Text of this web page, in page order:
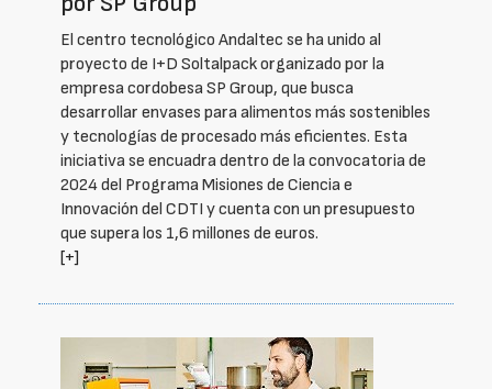
El centro tecnológico Andaltec se ha unido al
proyecto de I+D Soltalpack organizado por la
empresa cordobesa SP Group, que busca
desarrollar envases para alimentos más sostenibles
y tecnologías de procesado más eficientes. Esta
iniciativa se encuadra dentro de la convocatoria de
2024 del Programa Misiones de Ciencia e
Innovación del CDTI y cuenta con un presupuesto
que supera los 1,6 millones de euros.
[+]